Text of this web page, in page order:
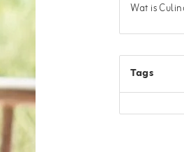
Wat is
Tags